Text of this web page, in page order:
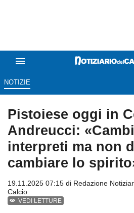
NOTIZIE
Pistoiese oggi in
Andreucci:
interpreti ma non
cambiare lo
19.11.2025 07:15 di Redazione
Calcio
VEDI LETTURE